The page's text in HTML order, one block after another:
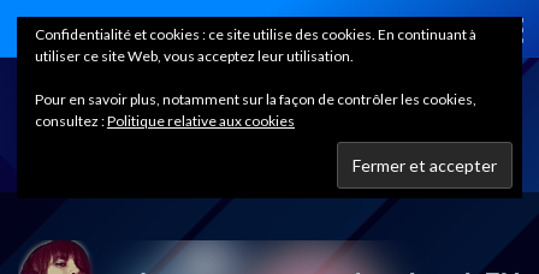
Home
Confidentialité et cookies : ce site utilise des cookies. En continuant à
utiliser ce site Web, vous acceptez leur utilisation.
Pour en savoir plus, notamment sur la façon de contrôler les cookies,
consultez :Politique relative aux cookies